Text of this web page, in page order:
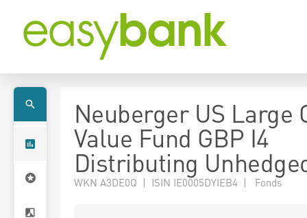
Neuberger US Large
Value Fund GBP I4
Distributing
WKN A3DE0Q | ISIN IE0005DYIEB4 | Fonds